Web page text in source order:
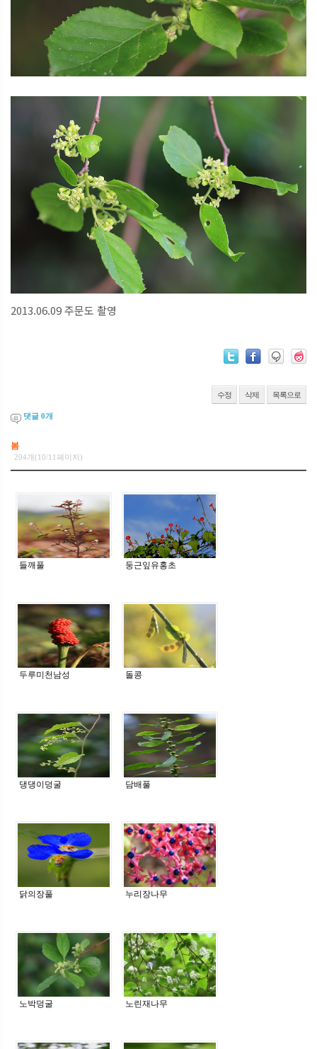
2013.06.09 주문도 촬영
수정 삭제 목록으로
댓글 0개
봄
204개(10/11페이지)
들깨풀 둥근잎유홍초
두루미천남성 돌콩
댕댕이덩굴 담배풀
닭의장풀 누리장나무
노박덩굴 노린재나무